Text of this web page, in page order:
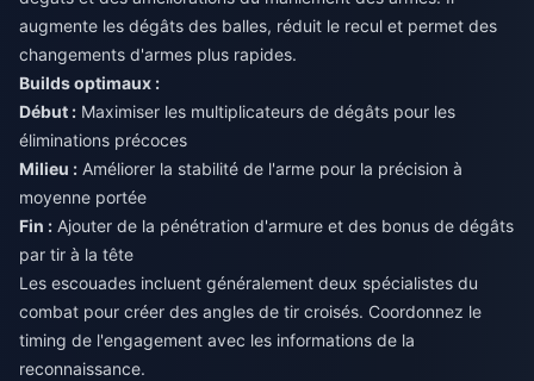
augmente les dégâts des balles, réduit le recul et permet des
changements d'armes plus rapides.
Builds optimaux :
Début : Maximiser les multiplicateurs de dégâts pour les
éliminations précoces
Milieu : Améliorer la stabilité de l'arme pour la précision à
moyenne portée
Fin : Ajouter de la pénétration d'armure et des bonus de dégâts
par tir à la tête
Les escouades incluent généralement deux spécialistes du
combat pour créer des angles de tir croisés. Coordonnez le
timing de l'engagement avec les informations de la
reconnaissance.